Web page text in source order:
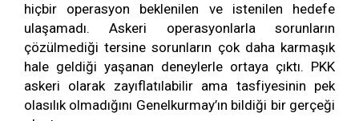
hiçbir operasyon beklenilen ve istenilen hedefe
ulaşamadı. Askeri operasyonlarla sorunların
çözülmediği tersine sorunların çok daha karmaşık
hale geldiği yaşanan deneylerle ortaya çıktı. PKK
askeri olarak zayıflatılabilir ama tasfiyesinin pek
olasılık olmadığını Genelkurmay’ın bildiği bir gerçeği